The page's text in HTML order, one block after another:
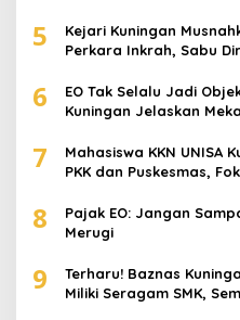
5
Kejari Kuningan
Perkara Inkrah, Sabu
6
EO Tak Selalu Jadi
Kuningan Jelaskan
7
Mahasiswa KKN UNISA
PKK dan Puskesmas,
8
Pajak EO: Jangan
Merugi
9
Terharu! Baznas
Miliki Seragam SMK,